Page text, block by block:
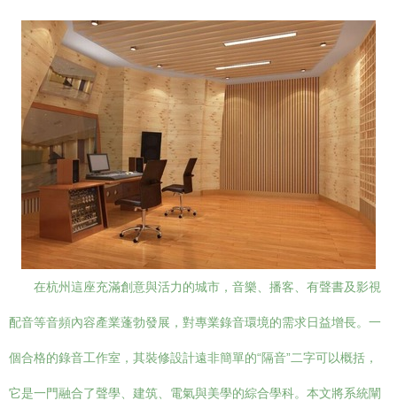
在杭州這座充滿創意與活力的城市，音樂、播客、有聲書及影視
配音等音頻內容產業蓬勃發展，對專業錄音環境的需求日益增長。一
個合格的錄音工作室，其裝修設計遠非簡單的“隔音”二字可以概括，
它是一門融合了聲學、建筑、電氣與美學的綜合學科。本文將系統闡